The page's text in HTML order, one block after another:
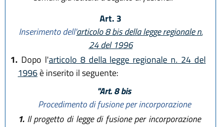
Art. 3
Inserimento dell'articolo 8 bis della legge regionale n.
24 del 1996
1. Dopo l'articolo 8 della legge regionale n. 24 del
1996è inserito il seguente:
"Art. 8 bis
Procedimento di fusione per incorporazione
1.Il progetto di legge di fusione per incorporazione